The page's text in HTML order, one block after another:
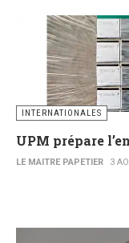
INTERNATIONALES
UPM prépare
LE MAITRE PAPETIER 3